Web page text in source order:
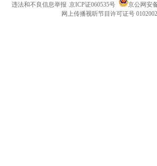
违法和不良信息举报 京ICP证060535号
京公网安
网上传播视听节目许可证号